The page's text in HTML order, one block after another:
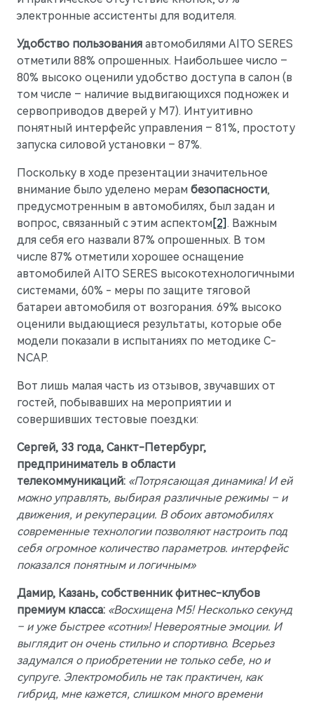
электронные ассистенты для водителя.
Удобство пользования автомобилями AITO SERES
отметили 88% опрошенных. Наибольшее число –
80% высоко оценили удобство доступа в салон (в
том числе – наличие выдвигающихся подножек и
сервоприводов дверей у М7). Интуитивно
понятный интерфейс управления – 81%, простоту
запуска силовой установки – 87%.
Поскольку в ходе презентации значительное
внимание было уделено мерам безопасности,
предусмотренным в автомобилях, был задан и
вопрос, связанный с этим аспектом [2]. Важным
для себя его назвали 87% опрошенных. В том
числе 87% отметили хорошее оснащение
автомобилей AITO SERES высокотехнологичными
системами, 60% - меры по защите тяговой
батареи автомобиля от возгорания. 69% высоко
оценили выдающиеся результаты, которые обе
модели показали в испытаниях по методике C-
NCAP.
Вот лишь малая часть из отзывов, звучавших от
гостей, побывавших на мероприятии и
совершивших тестовые поездки:
Сергей, 33 года, Санкт-Петербург,
предприниматель в области
телекоммуникаций: «Потрясающая динамика! И ей
можно управлять, выбирая различные режимы – и
движения, и рекуперации. В обоих автомобилях
современные технологии позволяют настроить под
себя огромное количество параметров. интерфейс
показался понятным и логичным»
Дамир, Казань, собственник фитнес-клубов
премиум класса: «Восхищена М5! Несколько секунд
– и уже быстрее «сотни»! Невероятные эмоции. И
выглядит он очень стильно и спортивно. Всерьез
задумался о приобретении не только себе, но и
супруге. Электромобиль не так практичен, как
гибрид, мне кажется, слишком много времени